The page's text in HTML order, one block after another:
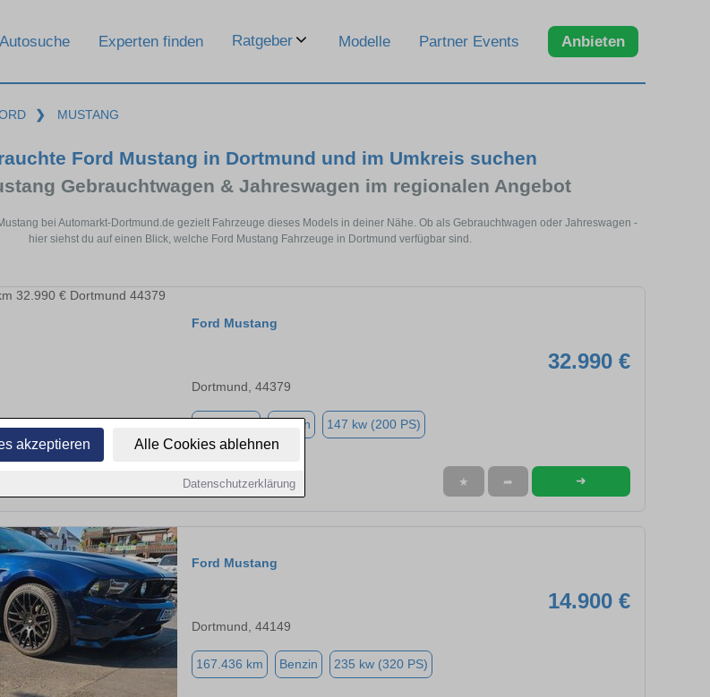
akzeptieren Alle Cookies ablehnen
Datenschutzerklärung
Autosuche Experten finden Ratgeber Modelle Partner Events Anbieten
❯ MUSTANG
Ford Mustang in Dortmund und im Umkreis suchen
Gebrauchtwagen & Jahreswagen im regionalen Angebot
bei Automarkt-Dortmund.de gezielt Fahrzeuge dieses Models in deiner Nähe. Ob als Gebrauchtwagen oder Jahreswagen -
hier siehst du auf einen Blick, welche Ford Mustang Fahrzeuge in Dortmund verfügbar sind.
Ford Mustang
32.990 €
Dortmund, 44379
Benzin 147 kw (200 PS)
★ ➦ ➜
Ford Mustang
14.900 €
Dortmund, 44149
167.436 km Benzin 235 kw (320 PS)